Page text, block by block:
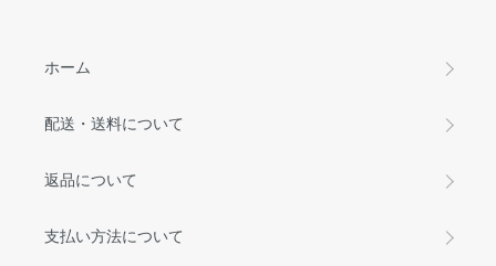
ホーム
配送・送料について
返品について
支払い方法について